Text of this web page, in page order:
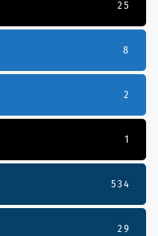
25
8
2
1
534
29